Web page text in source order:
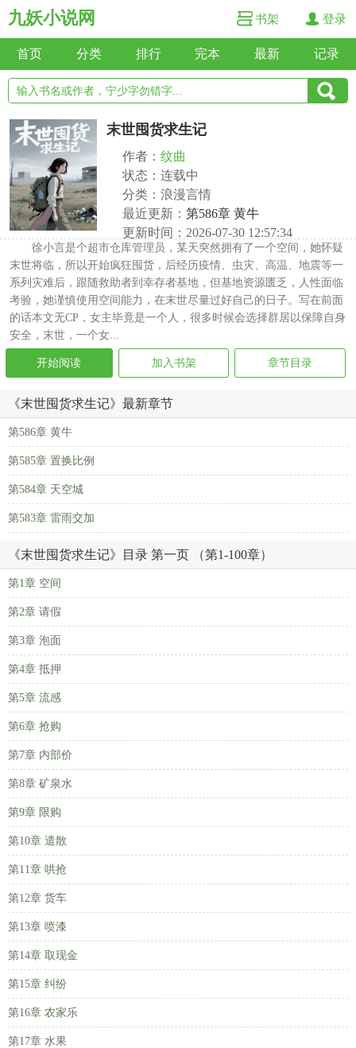
九妖小说网 书架 登录
首页 分类 排行 完本 最新 记录
末世囤货求生记
作者： 纹曲
状态：连载中
分类：浪漫言情
最近更新： 第586章 黄牛
更新时间：2026-07-30 12:57:34
徐小言是个超市仓库管理员，某天突然拥有了一个空间，她怀疑
末世将临，所以开始疯狂囤货，后经历疫情、虫灾、高温、地震等一
系列灾难后，跟随救助者到幸存者基地，但基地资源匮乏，人性面临
考验，她谨慎使用空间能力，在末世尽量过好自己的日子。写在前面
的话本文无CP，女主毕竟是一个人，很多时候会选择群居以保障自身
安全，末世，一个女...
开始阅读 加入书架 章节目录
《末世囤货求生记》最新章节
第586章 黄牛
第585章 置换比例
第584章 天空城
第583章 雷雨交加
《末世囤货求生记》目录 第一页 （第1-100章）
第1章 空间
第2章 请假
第3章 泡面
第4章 抵押
第5章 流感
第6章 抢购
第7章 内部价
第8章 矿泉水
第9章 限购
第10章 遣散
第11章 哄抢
第12章 货车
第13章 喷漆
第14章 取现金
第15章 纠纷
第16章 农家乐
第17章 水果